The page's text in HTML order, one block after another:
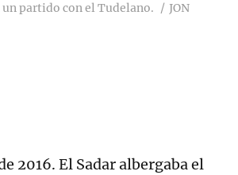
partido con el Tudelano.
JON
2016. El Sadar albergaba el